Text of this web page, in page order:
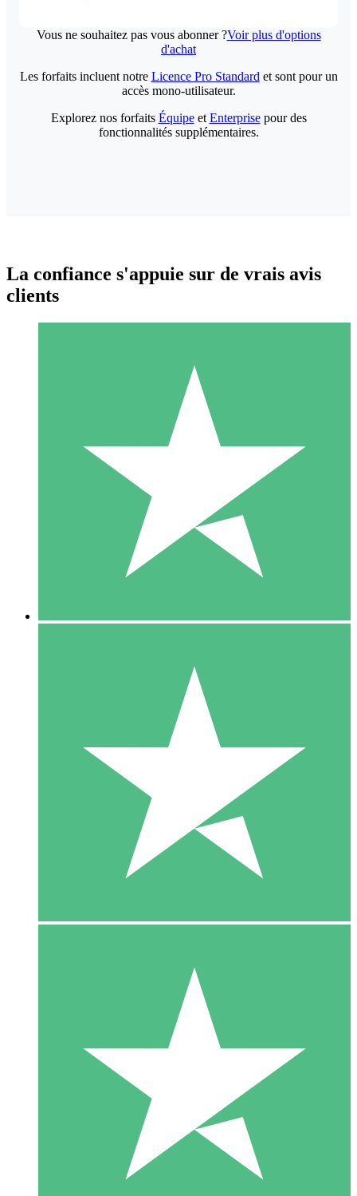
Vous ne souhaitez pas vous abonner ?Voir plus d'options
d'achat
Packs de Crédits Individuels
Payez à l'utilisation avec des crédits de téléchargement. Sans
1 Téléchargement
10 00
10 Téléchargements
20 00
Les forfaits incluent notre Licence Pro Standard et sont pour un
accès mono-utilisateur.
Explorez nos forfaits Équipeet Enterprisepour des
fonctionnalités supplémentaires.
La confiance s'appuie sur de vrais avis
clients